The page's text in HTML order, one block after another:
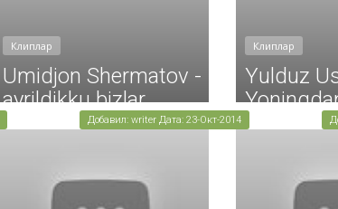
Клиплар
Umidjon Shermatov -
ayrildikku bizlar
Клиплар
Yulduz
Добавил: writer Дата: 23-Окт-2014